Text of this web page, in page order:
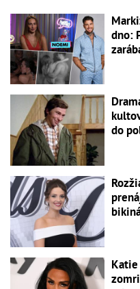
dno:
do
Katie